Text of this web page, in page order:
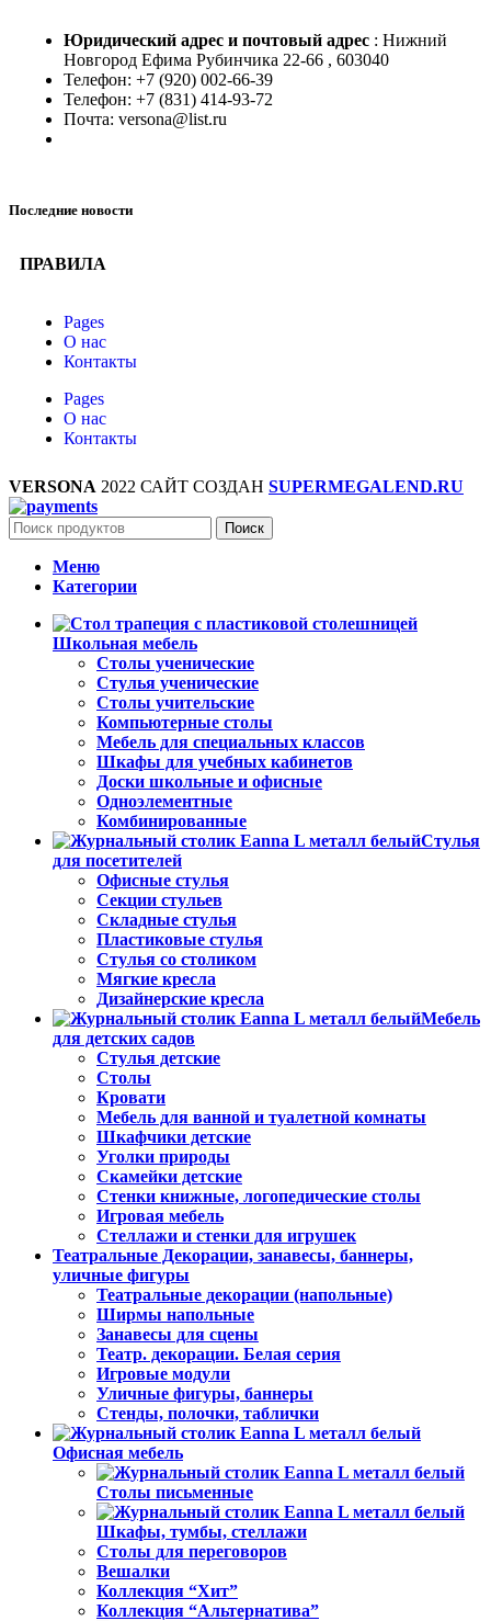
Юридический адрес и почтовый адрес : Нижний
Новгород Ефима Рубинчика 22-66 , 603040
Телефон: +7 (920) 002-66-39
Телефон: +7 (831) 414-93-72
Почта: versona@list.ru
Последние новости
ПРАВИЛА
Pages
О нас
Контакты
Pages
О нас
Контакты
VERSONA 2022 САЙТ СОЗДАН SUPERMEGALEND.RU
Поиск
Меню
Категории
Школьная мебель
Столы ученические
Стулья ученические
Столы учительские
Компьютерные столы
Мебель для специальных классов
Шкафы для учебных кабинетов
Доски школьные и офисные
Одноэлементные
Комбинированные
Стулья
для посетителей
Офисные стулья
Секции стульев
Складные стулья
Пластиковые стулья
Стулья со столиком
Мягкие кресла
Дизайнерские кресла
Мебель
для детских садов
Стулья детские
Столы
Кровати
Мебель для ванной и туалетной комнаты
Шкафчики детские
Уголки природы
Скамейки детские
Стенки книжные, логопедические столы
Игровая мебель
Стеллажи и стенки для игрушек
Театральные Декорации, занавесы, баннеры,
уличные фигуры
Театральные декорации (напольные)
Ширмы напольные
Занавесы для сцены
Театр. декорации. Белая серия
Игровые модули
Уличные фигуры, баннеры
Стенды, полочки, таблички
Офисная мебель
Столы письменные
Шкафы, тумбы, стеллажи
Столы для переговоров
Вешалки
Коллекция “Хит”
Коллекция “Альтернатива”